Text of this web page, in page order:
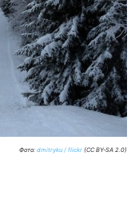
Фото: dmitryku / flickr (CC BY-SA 2.0)